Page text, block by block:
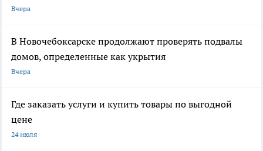
Вчера
В Новочебоксарске продолжают проверять подвалы
домов, определенные как укрытия
Вчера
Где заказать услуги и купить товары по выгодной
цене
24 июля